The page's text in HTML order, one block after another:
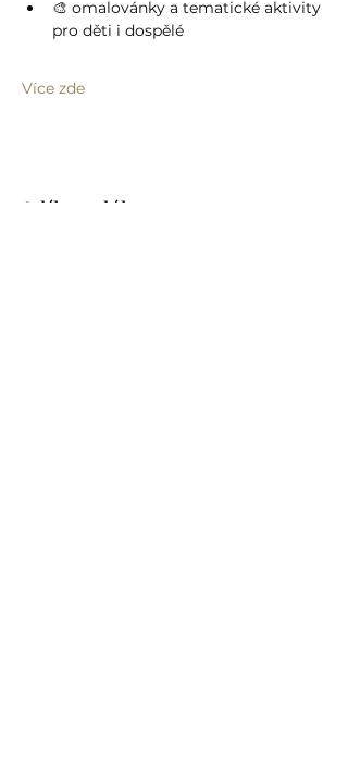
🎨 omalovánky a tematické aktivity
pro děti i dospělé
Více zde
Sdílet událost